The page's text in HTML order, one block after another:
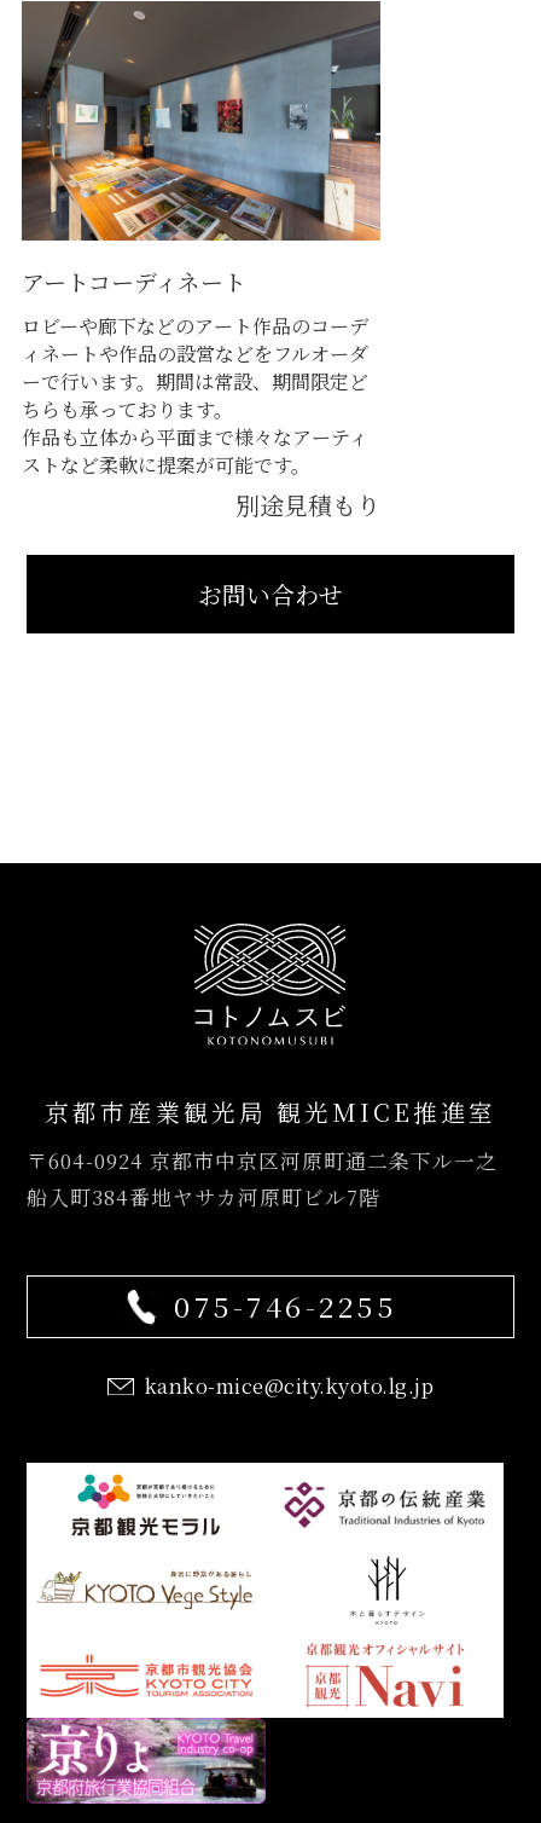
アートコーディネート
ロビーや廊下などのアート作品のコーデ
ィネートや作品の設営などをフルオーダ
ーで行います。期間は常設、期間限定ど
ちらも承っております。
作品も立体から平面まで様々なアーティ
ストなど柔軟に提案が可能です。
別途見積もり
お問い合わせ
京都市産業観光局 観光MICE推進室
〒604-0924 京都市中京区河原町通二条下ル一之
船入町384番地ヤサカ河原町ビル7階
075-746-2255
kanko-mice@city.kyoto.lg.jp